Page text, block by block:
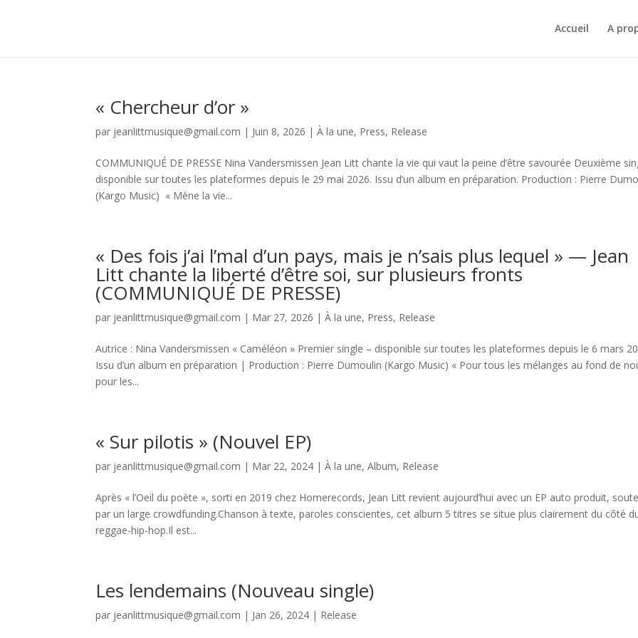
Accueil A
« Chercheur d’or »
par jeanlittmusique@gmail.com | Juin 8, 2026 |À la une, Press, Release
COMMUNIQUÉ DE PRESSE Nina Vandersmissen Jean Litt chante la vie qui vaut la peine d’être savourée Deuxième
disponible sur toutes les plateformes depuis le 29 mai 2026. Issu d’un album en préparation. Production : Pierre
(Kargo Music) « Mène la vie...
« Des fois j’ai l’mal d’un pays, mais je n’sais plus lequel » — Jean
Litt chante la liberté d’être soi, sur plusieurs fronts
(COMMUNIQUÉ DE PRESSE)
par jeanlittmusique@gmail.com | Mar 27, 2026 |À la une, Press, Release
Autrice : Nina Vandersmissen « Caméléon » Premier single – disponible sur toutes les plateformes depuis le 6 mars
Issu d’un album en préparation | Production : Pierre Dumoulin (Kargo Music) « Pour tous les mélanges au fond de
pour les...
« Sur pilotis » (Nouvel EP)
par jeanlittmusique@gmail.com | Mar 22, 2024 |À la une,Album, Release
Après « l’Oeil du poète », sorti en 2019 chez Homerecords, Jean Litt revient aujourd’hui avec un EP auto produit,
par un large crowdfunding.Chanson à texte, paroles conscientes, cet album 5 titres se situe plus clairement du côté
reggae-hip-hop.Il est...
Les lendemains (Nouveau single)
par jeanlittmusique@gmail.com | Jan 26, 2024 | Release